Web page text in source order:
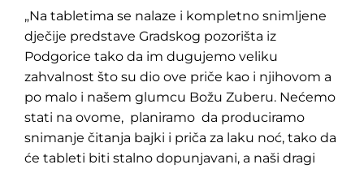
„Na tabletima se nalaze i kompletno snimljene
dječije predstave Gradskog pozorišta iz
Podgorice tako da im dugujemo veliku
zahvalnost što su dio ove priče kao i njihovom a
po malo i našem glumcu Božu Zuberu. Nećemo
stati na ovome, planiramo da produciramo
snimanje čitanja bajki i priča za laku noć, tako da
će tableti biti stalno dopunjavani, a naši dragi